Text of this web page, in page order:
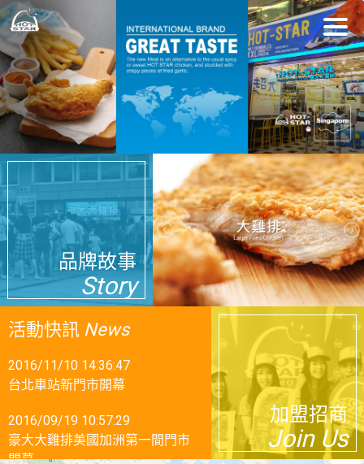
品牌故事
Story
活動快訊 News
2017/08/04 11:44:07
恭喜JinHoo Park取得韓國代理~
2016/11/10 14:36:47
台北車站新門市開幕
2016/09/19 10:57:29
豪大大雞排美國加洲第一間門市
開幕
加盟招商
Join Us